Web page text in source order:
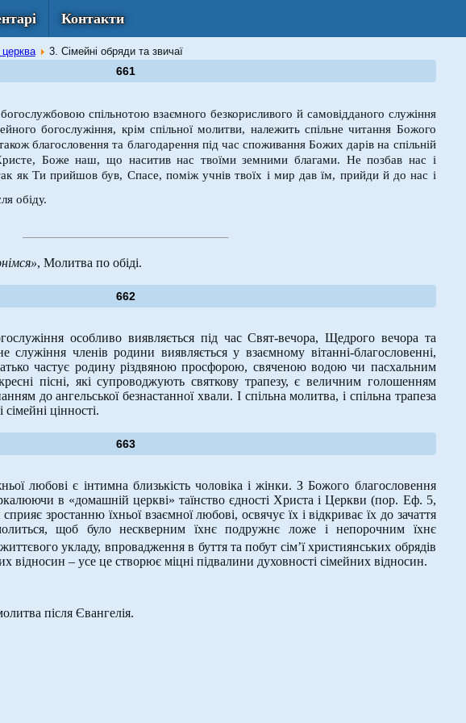
Контакти
3. Сімейні обряди та звичаї
661
спільнотою взаємного безкорисливого й самовідданого служіння
богослужіння, крім спільної молитви, належить спільне читання Божого
благословення та благодарення під час споживання Божих дарів на спільній
Боже наш, що наситив нас твоїми земними благами. Не позбав нас і
як Ти прийшов був, Спасе, поміж учнів твоїх і мир дав їм, прийди й до нас і
обіду.
, Молитва по обіді.
662
особливо виявляється під час Свят-вечора, Щедрого вечора та
служіння членів родини виявляється у взаємному вітанні-благословенні,
частує родину різдвяною просфорою, свяченою водою чи пасхальним
пісні, які супроводжують святкову трапезу, є величним голошенням
до ангельської безнастанної хвали. І спільна молитва, і спільна трапеза
цінності.
663
любові є інтимна близькість чоловіка і жінки. З Божого благословення
в «домашній церкві» таїнство єдності Христа і Церкви (пор. Еф. 5,
зростанню їхньої взаємної любові, освячує їх і відкриває їх до зачаття
щоб було нескверним їхнє подружнє ложе і непорочним їхнє
укладу, впровадження в буття та побут сім’ї християнських обрядів
відносин – усе це створює міцні підвалини духовності сімейних відносин.
після Євангелія.